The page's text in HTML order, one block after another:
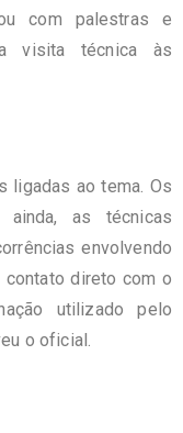
com palestras e
visita técnica às
ligadas ao tema. Os
ainda, as técnicas
envolvendo
contato direto com o
utilizado pelo
o oficial.